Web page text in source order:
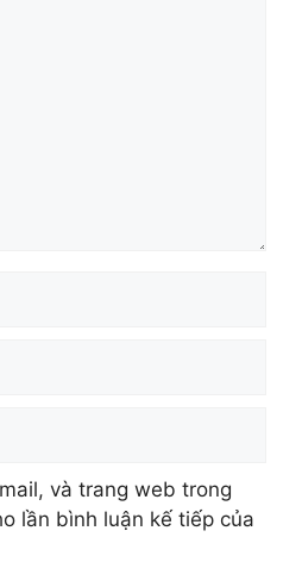
và trang web trong
lần bình luận kế tiếp của